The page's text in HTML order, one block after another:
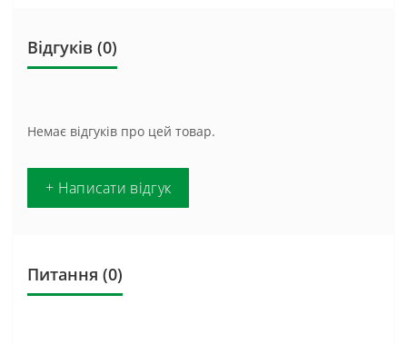
Відгуків (0)
Немає відгуків про цей товар.
+ Написати відгук
Питання (0)